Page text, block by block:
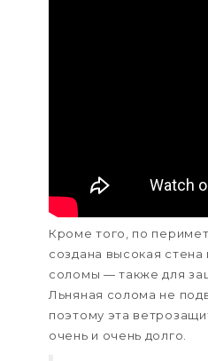
Кроме того, по
создана высокая стена
соломы — также для
Льняная солома не
поэтому эта
очень и очень долго.